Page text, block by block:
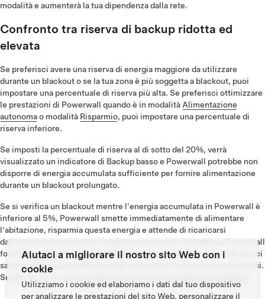
modalità e aumenterà la tua dipendenza dalla rete.
Confronto tra riserva di backup ridotta ed
elevata
Se preferisci avere una riserva di energia maggiore da utilizzare
durante un blackout o se la tua zona è più soggetta a blackout, puoi
impostare una percentuale di riserva più alta. Se preferisci ottimizzare
le prestazioni di Powerwall quando è in modalitàAlimentazione
autonomao modalità Risparmio, puoi impostare una percentuale di
riserva inferiore.
Se imposti la percentuale di riserva al di sotto del 20%, verrà
visualizzato un indicatore di Backup basso e Powerwall potrebbe non
disporre di energia accumulata sufficiente per fornire alimentazione
durante un blackout prolungato.
Se si verifica un blackout mentre l'energia accumulata in Powerwall è
inferiore al 5%, Powerwall smette immediatamente di alimentare
l'abitazione, risparmia questa energia e attende di ricaricarsi
dall'impianto fotovoltaico il mattino successivo. Al mattino, Powerwall
fornirà periodicamente energia alla tua abitazione fino a quando non ci
sarà energia solare sufficiente per alimentare l'abitazione e ricaricarsi.
Scopri di più sul
Aiutaci a migliorare il nostro sito Web con i
cookie
Utilizziamo i cookie ed elaboriamo i dati dal tuo dispositivo
per analizzare le prestazioni del sito Web, personalizzare il